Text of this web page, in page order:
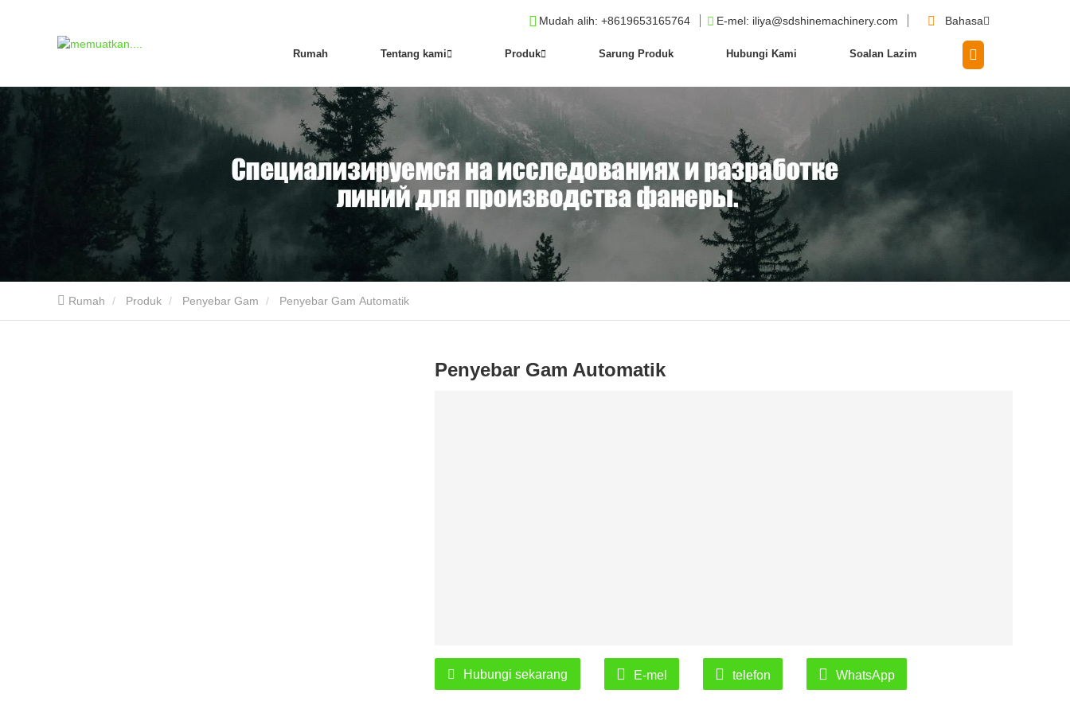
Rumah Tentang kami Produk Sarung Produk Hubungi Kami Soalan Lazim
Mudah alih: +8619653165764 E-mel: iliya@sdshinemachinery.com Bahasa
Rumah Produk Penyebar Gam Penyebar Gam Automatik
Penyebar Gam Automatik
Hubungi sekarang E-mel telefon WhatsApp